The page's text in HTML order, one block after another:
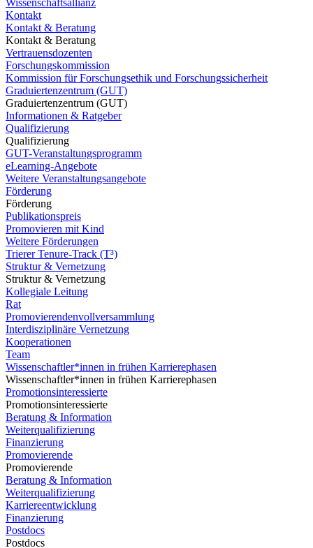
Wissenschaftsallianz
Kontakt
Kontakt & Beratung
Kontakt & Beratung
Vertrauensdozenten
Forschungskommission
Kommission für Forschungsethik und Forschungssicherheit
Graduiertenzentrum (GUT)
Graduiertenzentrum (GUT)
Informationen & Ratgeber
Qualifizierung
Qualifizierung
GUT-Veranstaltungsprogramm
eLearning-Angebote
Weitere Veranstaltungsangebote
Förderung
Förderung
Publikationspreis
Promovieren mit Kind
Weitere Förderungen
Trierer Tenure-Track (T³)
Struktur & Vernetzung
Struktur & Vernetzung
Kollegiale Leitung
Rat
Promovierendenvollversammlung
Interdisziplinäre Vernetzung
Kooperationen
Team
Wissenschaftler*innen in frühen Karrierephasen
Wissenschaftler*innen in frühen Karrierephasen
Promotionsinteressierte
Promotionsinteressierte
Beratung & Information
Weiterqualifizierung
Finanzierung
Promovierende
Promovierende
Beratung & Information
Weiterqualifizierung
Karriereentwicklung
Finanzierung
Postdocs
Postdocs